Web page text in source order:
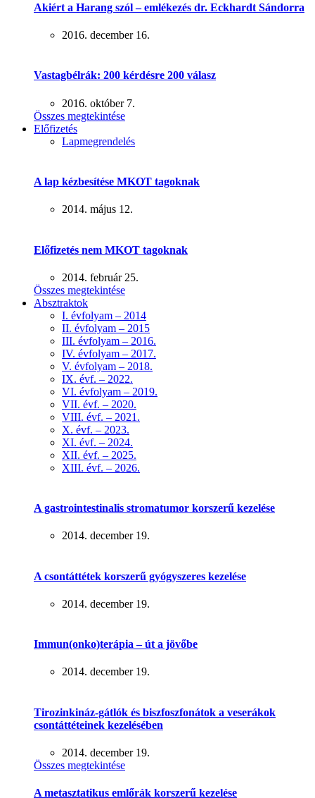
Akiért a Harang szól – emlékezés dr. Eckhardt Sándorra
2016. december 16.
Vastagbélrák: 200 kérdésre 200 válasz
2016. október 7.
Összes megtekintése
Előfizetés
Lapmegrendelés
A lap kézbesítése MKOT tagoknak
2014. május 12.
Előfizetés nem MKOT tagoknak
2014. február 25.
Összes megtekintése
Absztraktok
I. évfolyam – 2014
II. évfolyam – 2015
III. évfolyam – 2016.
IV. évfolyam – 2017.
V. évfolyam – 2018.
IX. évf. – 2022.
VI. évfolyam – 2019.
VII. évf. – 2020.
VIII. évf. – 2021.
X. évf. – 2023.
XI. évf. – 2024.
XII. évf. – 2025.
XIII. évf. – 2026.
A gastrointestinalis stromatumor korszerű kezelése
2014. december 19.
A csontáttétek korszerű gyógyszeres kezelése
2014. december 19.
Immun(onko)terápia – út a jövőbe
2014. december 19.
Tirozinkináz-gátlók és biszfoszfonátok a veserákok
csontáttéteinek kezelésében
2014. december 19.
Összes megtekintése
A metasztatikus emlőrák korszerű kezelése